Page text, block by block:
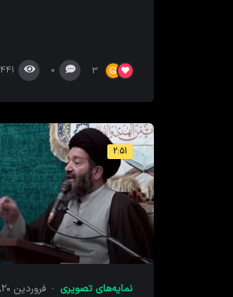
3
0
441
2:51
نمایه‌های تصویری فروردین ۲۰, ۱۴۰۳